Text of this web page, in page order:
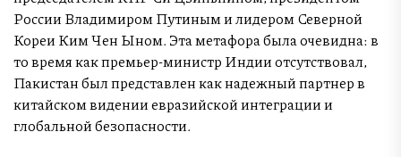
России Владимиром Путиным и лидером Северной
Кореи Ким Чен Ыном. Эта метафора была очевидна: в
то время как премьер-министр Индии отсутствовал,
Пакистан был представлен как надежный партнер в
китайском видении евразийской интеграции и
глобальной безопасности.